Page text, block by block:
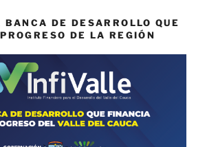
DE DESARROLLO QUE
DE LA REGIÓN